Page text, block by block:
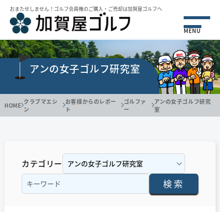
おまたせしません！ゴルフ会員権のご購⼊・ご売却は加賀屋ゴルフへ
MENU
アンの女子ゴルフ研究室
HOME クラブマエシ
ン
お客様からのレポー
ト
ゴルファ
ー
アンの女子ゴルフ研究
室
カテゴリー
検索